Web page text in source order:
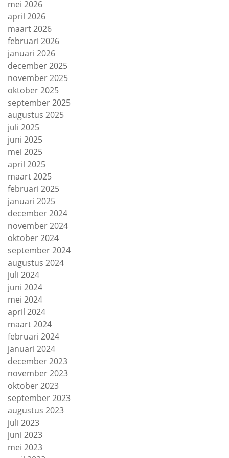
mei 2026
april 2026
maart 2026
februari 2026
januari 2026
december 2025
november 2025
oktober 2025
september 2025
augustus 2025
juli 2025
juni 2025
mei 2025
april 2025
maart 2025
februari 2025
januari 2025
december 2024
november 2024
oktober 2024
september 2024
augustus 2024
juli 2024
juni 2024
mei 2024
april 2024
maart 2024
februari 2024
januari 2024
december 2023
november 2023
oktober 2023
september 2023
augustus 2023
juli 2023
juni 2023
mei 2023